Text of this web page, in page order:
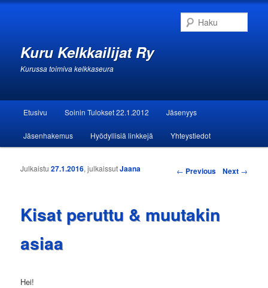
Kuru Kelkkailijat Ry
Kurussa toimiva kelkkaseura
Siirry sisältöön
Siirry toissijaiseen sisältöön
Etusivu Soinin Tulokset 22.1.2012 Jäsenyys
Jäsenhakemus Hyödyllisiä linkkejä Yhteystiedot
Artikkelien selaus ← Previous Next →
Kisat peruttu & muutakin
asiaa
Julkaistu27.1.2016, julkaissutJaana
Hei!